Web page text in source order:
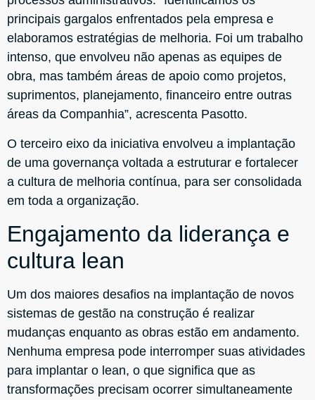
principais gargalos enfrentados pela empresa e
elaboramos estratégias de melhoria. Foi um trabalho
intenso, que envolveu não apenas as equipes de
obra, mas também áreas de apoio como projetos,
suprimentos, planejamento, financeiro entre outras
áreas da Companhia”, acrescenta Pasotto.
O terceiro eixo da iniciativa envolveu a implantação
de uma governança voltada a estruturar e fortalecer
a cultura de melhoria contínua, para ser consolidada
em toda a organização.
Engajamento da liderança e
cultura lean
Um dos maiores desafios na implantação de novos
sistemas de gestão na construção é realizar
mudanças enquanto as obras estão em andamento.
Nenhuma empresa pode interromper suas atividades
para implantar o lean, o que significa que as
transformações precisam ocorrer simultaneamente